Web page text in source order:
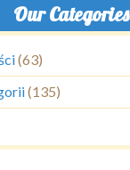
Our Categories
(63)
(135)